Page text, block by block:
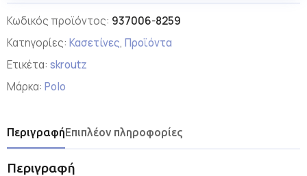
Κωδικός προϊόντος: 937006-8259
Κατηγορίες: Κασετίνες, Προϊόντα
Ετικέτα: skroutz
Μάρκα: Polo
ΠεριγραφήΕπιπλέον πληροφορίες
Περιγραφή